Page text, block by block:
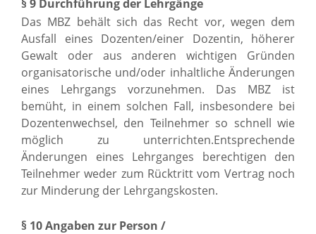
§ 9 Durchführung der Lehrgänge
Das MBZ behält sich das Recht vor, wegen dem
Ausfall eines Dozenten/einer Dozentin, höherer
Gewalt oder aus anderen wichtigen Gründen
organisatorische und/oder inhaltliche Änderungen
eines Lehrgangs vorzunehmen. Das MBZ ist
bemüht, in einem solchen Fall, insbesondere bei
Dozentenwechsel, den Teilnehmer so schnell wie
möglich zu unterrichten.Entsprechende
Änderungen eines Lehrganges berechtigen den
Teilnehmer weder zum Rücktritt vom Vertrag noch
zur Minderung der Lehrgangskosten.
§ 10 Angaben zur Person /